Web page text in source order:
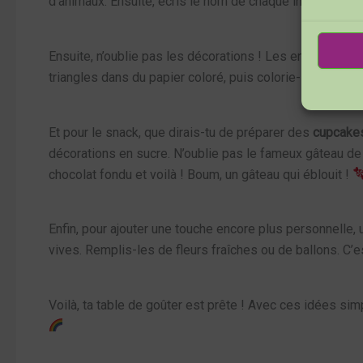
Ensuite, n’oublie pas les décorations ! Les encres
triangles dans du papier coloré, puis colorie-les avec
Et pour le snack, que dirais-tu de préparer des
décorations en sucre. N’oublie pas le fameux gâteau
chocolat fondu et voilà ! Boum, un gâteau qui éblouit !
Enfin, pour ajouter une touche encore plus
vives. Remplis-les de fleurs fraîches ou de ballons.
Voilà, ta table de goûter est prête ! Avec ces idées